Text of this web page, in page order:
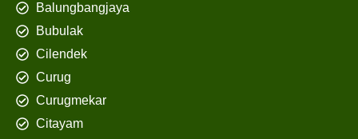
Balungbangjaya
Bubulak
Cilendek
Curug
Curugmekar
Citayam